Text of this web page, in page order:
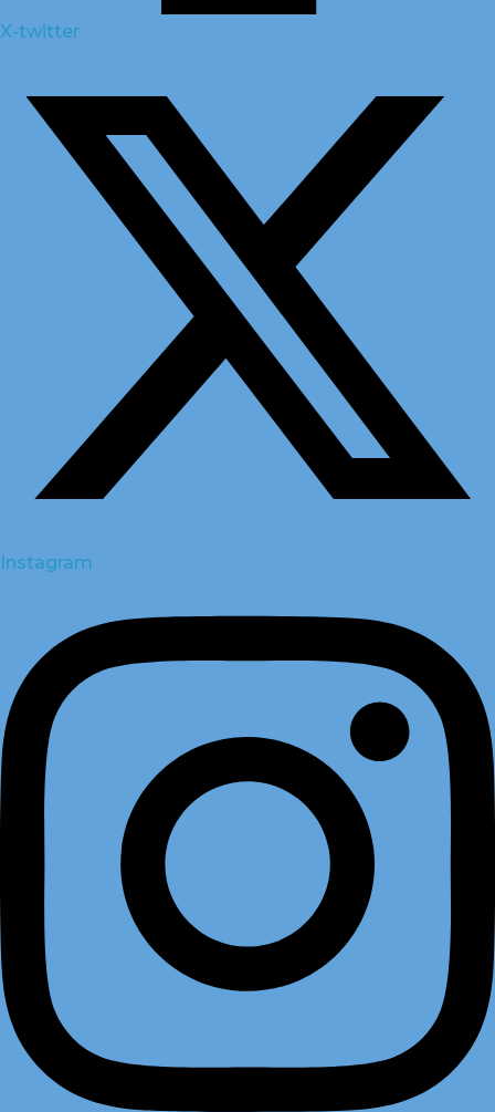
X-twitter
Instagram